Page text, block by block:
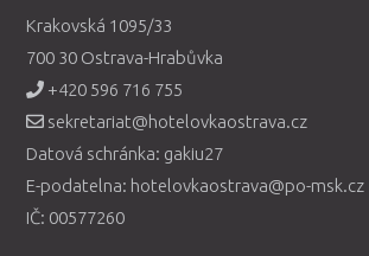
Krakovská 1095/33
700 30 Ostrava-Hrabůvka
+420 596 716 755
sekretariat@hotelovkaostrava.cz
Datová schránka: gakiu27
E-podatelna: hotelovkaostrava@po-msk.cz
IČ: 00577260